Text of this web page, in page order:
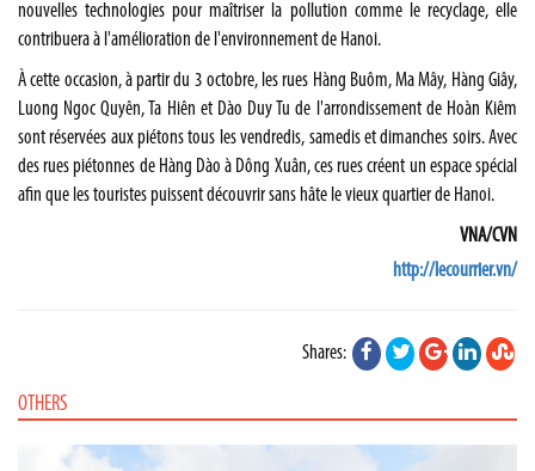
nouvelles technologies pour maîtriser la pollution comme le recyclage, elle
contribuera à l'amélioration de l'environnement de Hanoi.
À cette occasion, à partir du 3 octobre, les rues Hàng Buôm, Ma Mây, Hàng Giây,
Luong Ngoc Quyên, Ta Hiên et Dào Duy Tu de l'arrondissement de Hoàn Kiêm
sont réservées aux piétons tous les vendredis, samedis et dimanches soirs. Avec
des rues piétonnes de Hàng Dào à Dông Xuân, ces rues créent un espace spécial
afin que les touristes puissent découvrir sans hâte le vieux quartier de Hanoi.
VNA/CVN
http://lecourrier.vn/
Shares:
OTHERS